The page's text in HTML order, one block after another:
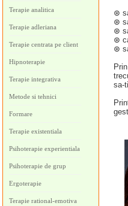
Terapie analitica
Terapie adleriana
Terapie centrata pe client
Hipnoterapie
Terapie integrativa
Metode si tehnici
Formare
Terapie existentiala
Psihoterapie experientiala
Psihoterapie de grup
Ergoterapie
Terapie rational-emotiva
⊛
⊛
⊛
⊛
⊛
sa-